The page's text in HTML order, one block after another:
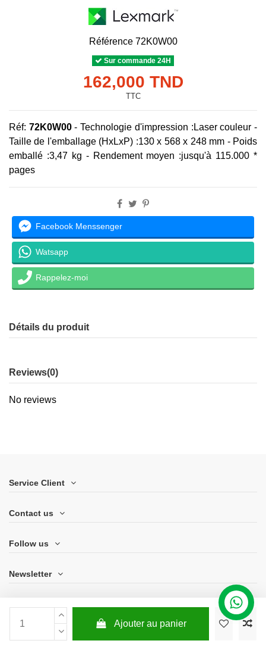
Référence 72K0W00
Sur commande 24H
162,000 TND
TTC
Réf: 72K0W00-Technologie d'impression : Laser couleur -
Taille de l'emballage (HxLxP) :130 x 568 x 248 mm - Poids
emballé :3,47 kg - Rendement moyen :jusqu'à 115.000 *
pages
Ajouter au panier
Facebook Menssenger
Watsapp
Rappelez-moi
Détails du produit
Reviews(0)
No reviews
Service Client
Contact us
Follow us
Newsletter